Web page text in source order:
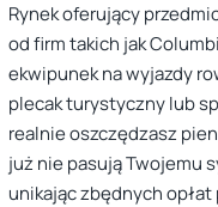
Rynek oferujący
od firm takich jak
ekwipunek na wyjazdy
plecak turystyczny lub
realnie oszczędzasz
już nie pasują Twojemu
unikając zbędnych